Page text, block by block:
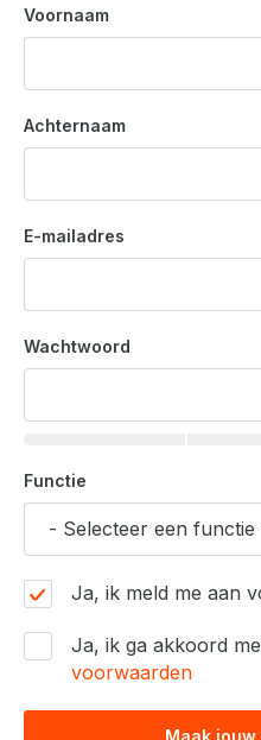
e
p
g
i
n
Voornaam
Achternaam
E-mailadres
Wachtwoord
Functie
Ja, ik meld me aan
Ja, ik ga akkoord
voorwaarden
Maak